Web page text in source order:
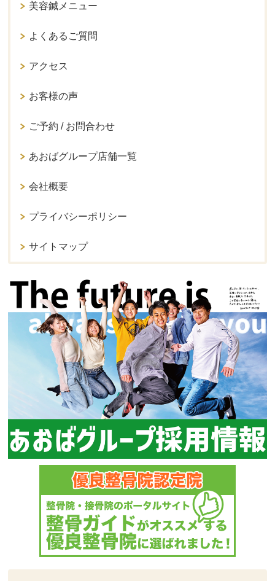
美容鍼メニュー
よくあるご質問
アクセス
お客様の声
ご予約 / お問合わせ
あおばグループ店舗一覧
会社概要
プライバシーポリシー
サイトマップ